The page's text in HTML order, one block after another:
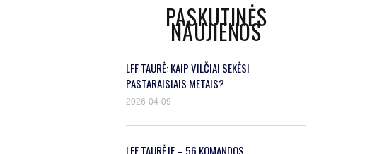
PASKUTINĖS
NAUJIENOS
2026-04-09
LFF TAURĖ: KAIP VILČIAI SEKĖSI
PASTARAISIAIS METAIS?
LFF TAURĖJE – 56 KOMANDOS